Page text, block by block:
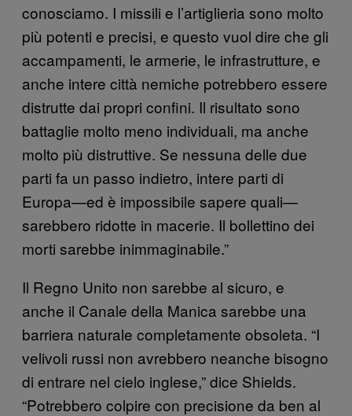
conosciamo. I missili e l’artiglieria sono molto
più potenti e precisi, e questo vuol dire che gli
accampamenti, le armerie, le infrastrutture, e
anche intere città nemiche potrebbero essere
distrutte dai propri confini. Il risultato sono
battaglie molto meno individuali, ma anche
molto più distruttive. Se nessuna delle due
parti fa un passo indietro, intere parti di
Europa—ed è impossibile sapere quali—
sarebbero ridotte in macerie. Il bollettino dei
morti sarebbe inimmaginabile.”
Il Regno Unito non sarebbe al sicuro, e
anche il Canale della Manica sarebbe una
barriera naturale completamente obsoleta. “I
velivoli russi non avrebbero neanche bisogno
di entrare nel cielo inglese,” dice Shields.
“Potrebbero colpire con precisione da ben al